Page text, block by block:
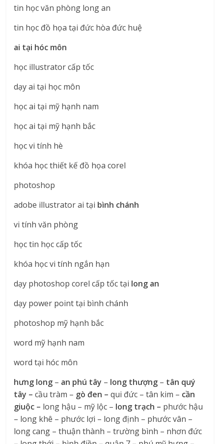
tin học văn phòng long an
tin học đồ họa tại đức hòa đức huệ
ai tại hóc môn
học illustrator cấp tốc
dạy ai tại học môn
học ai tại mỹ hạnh nam
học ai tại mỹ hạnh bắc
học vi tính hè
khóa học thiết kế đồ họa corel
photoshop
adobe illustrator ai tại bình chánh
vi tính văn phòng
học tin học cấp tốc
khóa học vi tính ngắn hạn
dạy photoshop corel cấp tốc tại long an
dạy power point tại bình chánh
photoshop mỹ hạnh bắc
word mỹ hạnh nam
word tại hóc môn
hưng long – an phú tây – long thượng – tân quý
tây –cầu tràm – gò đen –qui đức – tân kim – cần
giuộc – long hậu – mỹ lộc – long trạch – phước hậu
– long khê – phước lợi – long định – phước vân –
long cang – thuận thành – trường bình – nhơn đức